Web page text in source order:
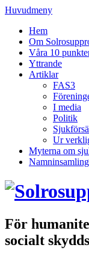
Huvudmeny
Hem
Om
Våra 10
Yttrande
Artiklar
FAS3
I media
Politik
Ur
Myterna om
Namninsamling
För
socialt